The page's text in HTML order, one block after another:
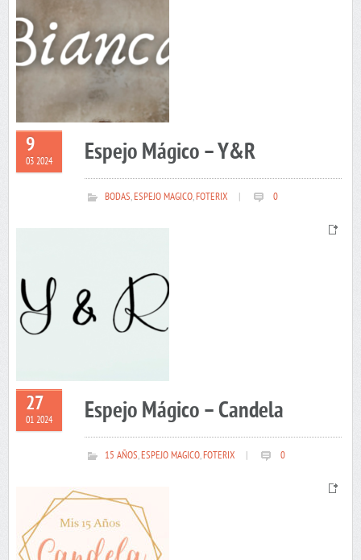
9
03 2024 Espejo Mágico – Y&R
BODAS,ESPEJO MAGICO,FOTERIX 0
27
01 2024 Espejo Mágico – Candela
15 AÑOS,ESPEJO MAGICO,FOTERIX 0